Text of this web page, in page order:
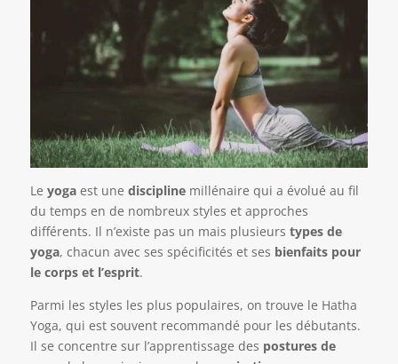
Le yogaest une disciplinemillénaire qui a évolué au fil
du temps en de nombreux styles et approches
différents. Il n’existe pas un mais plusieurs types de
yoga, chacun avec ses spécificités et ses bienfaits pour
le corps et l’esprit.
Parmi les styles les plus populaires, on trouve le Hatha
Yoga, qui est souvent recommandé pour les débutants.
Il se concentre sur l’apprentissage des postures de